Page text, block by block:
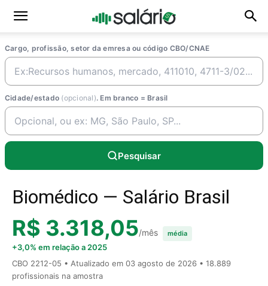
Cargo, profissão, setor da emresa ou código CBO/CNAE
Cidade/estado (opcional). Em branco = Brasil
Pesquisar
Biomédico — Salário Brasil
R$ 3.318,05/mês média
+3,0% em relação a 2025
CBO 2212-05 • Atualizado em 03 agosto de 2026 • 18.889
profissionais na amostra